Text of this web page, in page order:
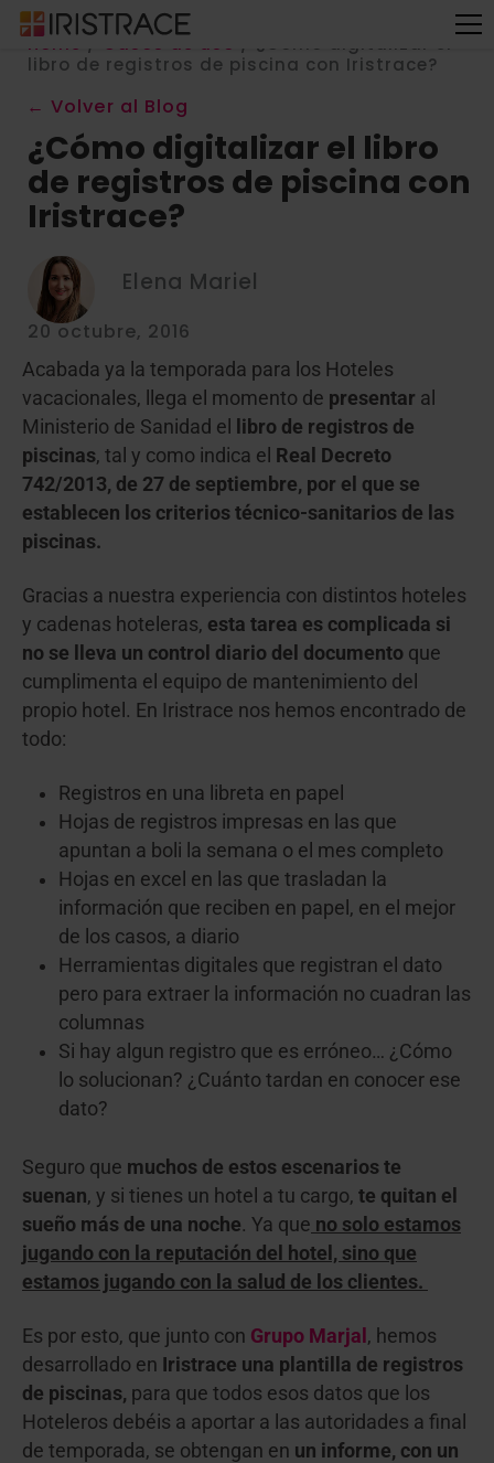
Home / Casos de uso / ¿Cómo digitalizar el
libro de registros de piscina con Iristrace?
← Volver al Blog
¿Cómo digitalizar el libro
de registros de piscina con
Iristrace?
Elena Mariel
20 octubre, 2016
Acabada ya la temporada para los Hoteles
vacacionales, llega el momento de presentar al
Ministerio de Sanidad el
libro de registros de
piscinas, tal y como indica el
Real Decreto
742/2013, de 27 de septiembre, por el que se
establecen los criterios técnico-sanitarios de las
piscinas.
Gracias a nuestra experiencia con distintos hoteles
y cadenas hoteleras, esta tarea es complicada si
no se lleva un control diario del documento que
cumplimenta el equipo de mantenimiento del
propio hotel. En Iristrace nos hemos encontrado de
todo:
Registros en una libreta en papel
Hojas de registros impresas en las que
apuntan a boli la semana o el mes completo
Hojas en excel en las que trasladan la
información que reciben en papel, en el mejor
de los casos, a diario
Herramientas digitales que registran el dato
pero para extraer la información no cuadran las
columnas
Si hay algun registro que es erróneo… ¿Cómo
lo solucionan? ¿Cuánto tardan en conocer ese
dato?
Seguro que muchos de estos escenarios te
suenan, y si tienes un hotel a tu cargo, te quitan el
sueño más de una noche. Ya que no solo estamos
jugando con la reputación del hotel, sino que
estamos jugando con la salud de los clientes.
Es por esto, que junto con Grupo Marjal , hemos
desarrollado en Iristrace una plantilla de registros
de piscinas, para que todos esos datos que los
Hoteleros debéis a aportar a las autoridades a final
de temporada, se obtengan en un informe, con un